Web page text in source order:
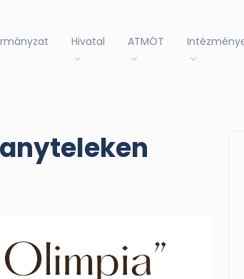
Hivatal ATMÖT